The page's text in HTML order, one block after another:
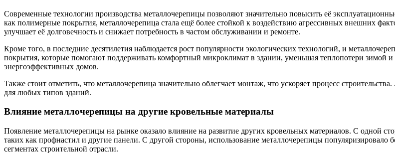
Современные технологии производства металлочерепицы позволяют значительно повысить её
как полимерные покрытия, металлочерепица стала ещё более стойкой к воздействию агрессивных внешних
улучшает её долговечность и снижает потребность в частом обслуживании и ремонте.
Кроме того, в последние десятилетия наблюдается рост популярности экологических технологий, и
покрытия, которые помогают поддерживать комфортный микроклимат в здании, уменьшая теплопотери зимой
энергоэффективных домов.
Также стоит отметить, что металлочерепица значительно облегчает монтаж, что ускоряет процесс
для любых типов зданий.
Влияние металлочерепицы на другие кровельные материалы
Появление металлочерепицы на рынке оказало влияние на развитие других кровельных материалов. С одной
таких как профнастил и другие панели. С другой стороны, использование металлочерепицы популяризировало
сегментах строительной отрасли.